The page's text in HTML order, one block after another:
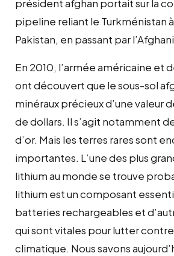
président afghan portait sur la
pipeline reliant le Turkménistan
Pakistan, en passant par
En 2010, l’armée américaine et
ont découvert que le sous-sol
minéraux précieux d’une valeur
de dollars. Il s’agit notamment
d’or. Mais les terres rares sont
importantes. L’une des plus
lithium au monde se trouve
lithium est un composant
batteries rechargeables et
qui sont vitales pour lutter
climatique. Nous savons